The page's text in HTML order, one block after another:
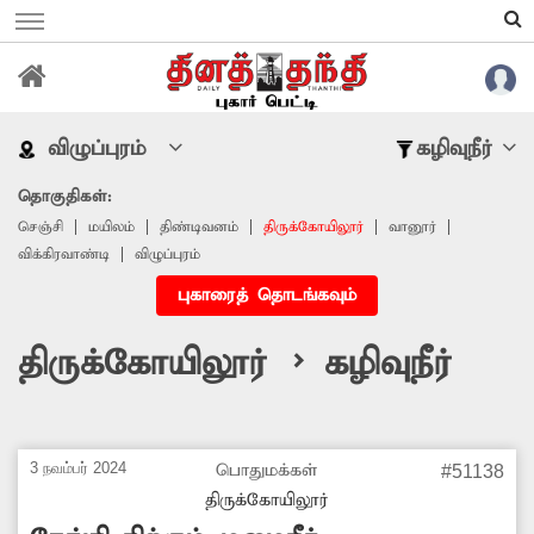
விழுப்புரம் கழிவுநீர்
தொகுதிகள்:
செஞ்சி மயிலம் திண்டிவனம் திருக்கோயிலூர்
வானூர்
விக்கிரவாண்டி
விழுப்புரம்
புகாரைத் தொடங்கவும்
திருக்கோயிலூர் > கழிவுநீர்
3 நவம்பர் 2024
பொதுமக்கள்
திருக்கோயிலூர்
#51138